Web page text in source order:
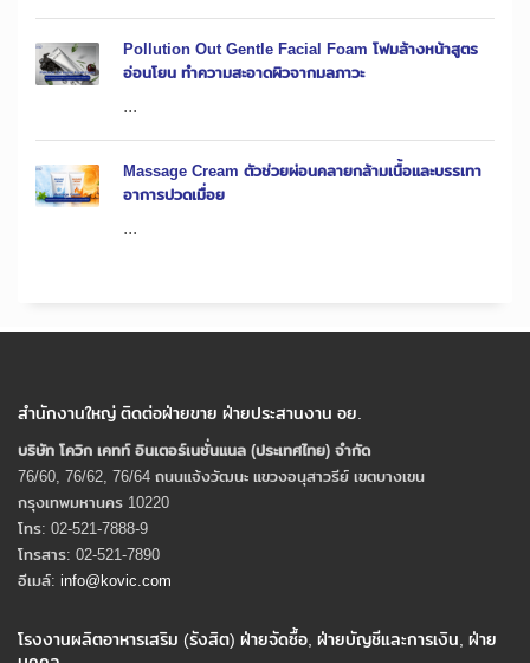
Pollution Out Gentle Facial Foam โฟมล้างหน้าสูตร
อ่อนโยน ทำความสะอาดผิวจากมลภาวะ
...
Massage Cream ตัวช่วยผ่อนคลายกล้ามเนื้อและบรรเทา
อาการปวดเมื่อย
...
สำนักงานใหญ่ ติดต่อฝ่ายขาย ฝ่ายประสานงาน อย.
บริษัท โควิก เคทท์ อินเตอร์เนชั่นแนล (ประเทศไทย) จํากัด
76/60, 76/62, 76/64 ถนนแจ้งวัฒนะ แขวงอนุสาวรีย์ เขตบางเขน
กรุงเทพมหานคร 10220
โทร: 02-521-7888-9
โทรสาร: 02-521-7890
อีเมล์: info@kovic.com
โรงงานผลิตอาหารเสริม (รังสิต) ฝ่ายจัดซื้อ, ฝ่ายบัญชีและการเงิน, ฝ่าย